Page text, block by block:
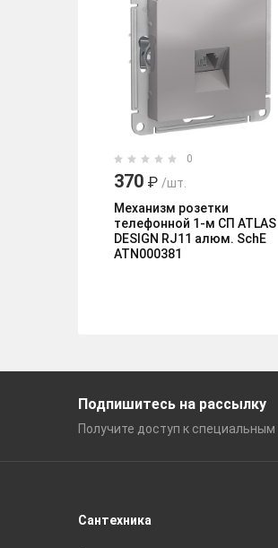
0
370 ₽ /шт.
Механизм розетки
телефонной 1-м СП ATLAS
DESIGN RJ11 алюм. SchE
ATN000381
Подпишитесь на рассылку
Получите доступ к специальным
Сантехника